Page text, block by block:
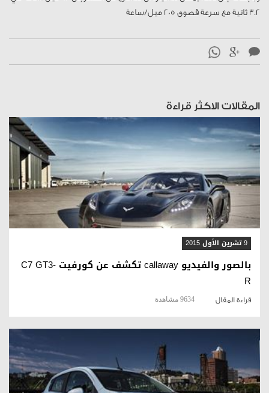
3.2 ثانية مع سرعة قصوى 205 ميل/ساعة
المقالات الاكثر قراءة
قراءة المقال
9 تشرين الأول 2015
بالصور والفيديو callaway تكشف عن كورفيت C7 GT3-
R
قراءة المقال 9634 مشاهدة
قراءة المقال